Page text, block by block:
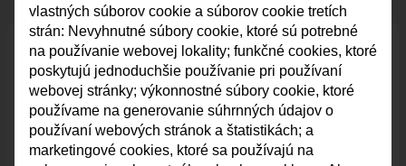
Servis pre ob anov Vajnor:
02/ 212 95 212
Úradné hodiny:
Po: 8.00 – 12.00 13.00 – 17.00
vlastných súborov cookie a súborov cookie tretích
strán: Nevyhnutné súbory cookie, ktoré sú potrebné
na používanie webovej lokality; funkčné cookies, ktoré
poskytujú jednoduchšie používanie pri používaní
webovej stránky; výkonnostné súbory cookie, ktoré
používame na generovanie súhrnných údajov o
používaní webových stránok a štatistikách; a
marketingové cookies, ktoré sa používajú na